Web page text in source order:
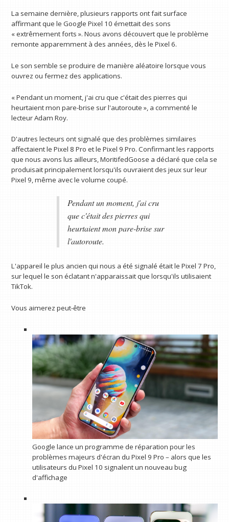
La semaine dernière, plusieurs rapports ont fait surface
affirmant que le Google Pixel 10 émettait des sons
« extrêmement forts ». Nous avons découvert que le problème
remonte apparemment à des années, dès le Pixel 6.
Le son semble se produire de manière aléatoire lorsque vous
ouvrez ou fermez des applications.
« Pendant un moment, j'ai cru que c'était des pierres qui
heurtaient mon pare-brise sur l'autoroute », a commenté le
lecteur Adam Roy.
D'autres lecteurs ont signalé que des problèmes similaires
affectaient le Pixel 8 Pro et le Pixel 9 Pro. Confirmant les rapports
que nous avons lus ailleurs, MoritifedGoose a déclaré que cela se
produisait principalement lorsqu'ils ouvraient des jeux sur leur
Pixel 9, même avec le volume coupé.
Pendant un moment, j'ai cru
que c'était des pierres qui
heurtaient mon pare-brise sur
l'autoroute.
L'appareil le plus ancien qui nous a été signalé était le Pixel 7 Pro,
sur lequel le son éclatant n'apparaissait que lorsqu'ils utilisaient
TikTok.
Vous aimerez peut-être
Google lance un programme de réparation pour les
problèmes majeurs d'écran du Pixel 9 Pro – alors que les
utilisateurs du Pixel 10 signalent un nouveau bug
d'affichage